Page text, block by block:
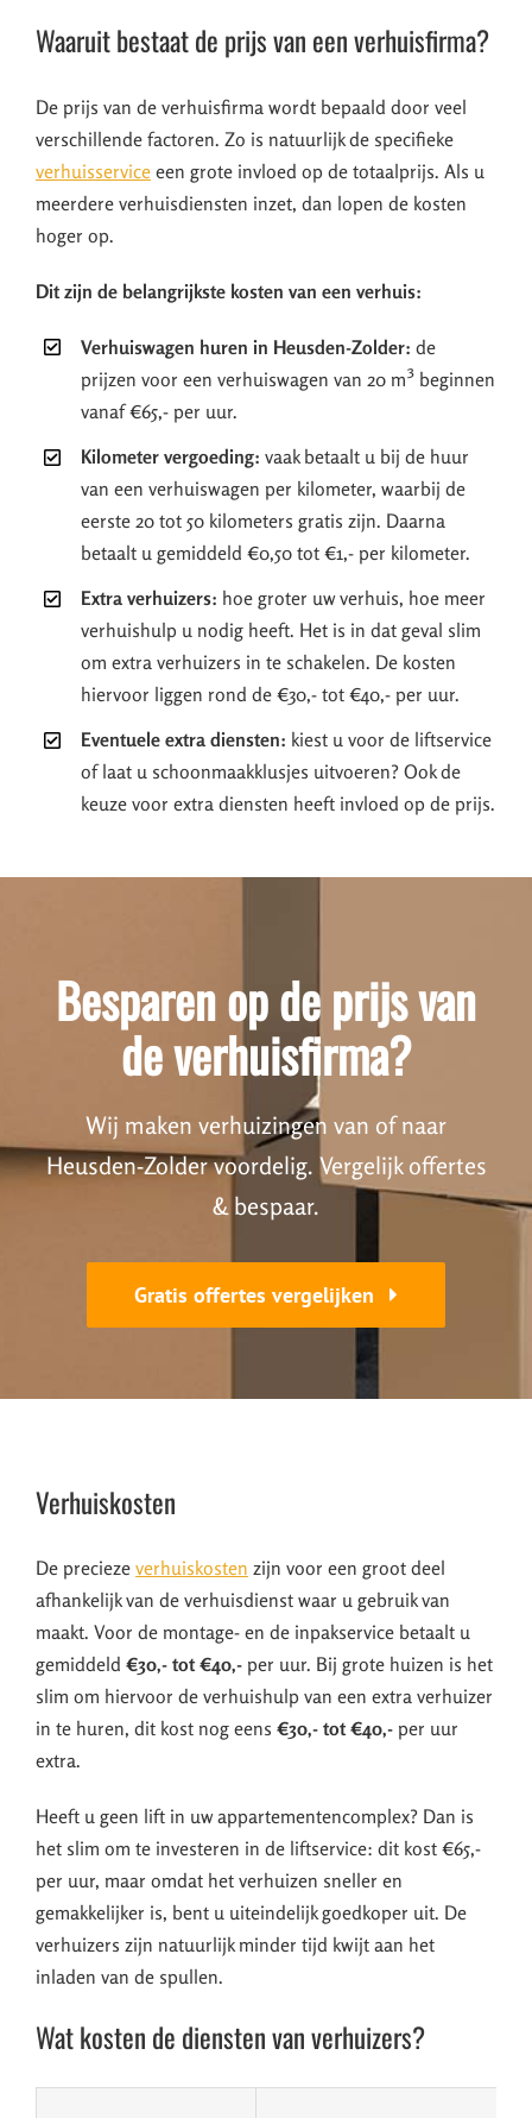
Waaruit bestaat de prijs van een verhuisfirma?
De prijs van de verhuisfirma wordt bepaald door veel
verschillende factoren. Zo is natuurlijk de specifieke
verhuisservice een grote invloed op de totaalprijs. Als u
meerdere verhuisdiensten inzet, dan lopen de kosten
hoger op.
Dit zijn de belangrijkste kosten van een verhuis:
Verhuiswagen huren in Heusden-Zolder: de
prijzen voor een verhuiswagen van 20 m³ beginnen
vanaf €65,- per uur.
Kilometer vergoeding: vaak betaalt u bij de huur
van een verhuiswagen per kilometer, waarbij de
eerste 20 tot 50 kilometers gratis zijn. Daarna
betaalt u gemiddeld €0,50 tot €1,- per kilometer.
Extra verhuizers: hoe groter uw verhuis, hoe meer
verhuishulp u nodig heeft. Het is in dat geval slim
om extra verhuizers in te schakelen. De kosten
hiervoor liggen rond de €30,- tot €40,- per uur.
Eventuele extra diensten: kiest u voor de liftservice
of laat u schoonmaakklusjes uitvoeren? Ook de
keuze voor extra diensten heeft invloed op de prijs.
Besparen op de prijs van
de verhuisfirma?
Wij maken verhuizingen van of naar
Heusden-Zolder voordelig. Vergelijk offertes
& bespaar.
Gratis offertes vergelijken
Verhuiskosten
De precieze verhuiskosten zijn voor een groot deel
afhankelijk van de verhuisdienst waar u gebruik van
maakt. Voor de montage- en de inpakservice betaalt u
gemiddeld €30,- tot €40,- per uur. Bij grote huizen is het
slim om hiervoor de verhuishulp van een extra verhuizer
in te huren, dit kost nog eens €30,- tot €40,- per uur
extra.
Heeft u geen lift in uw appartementencomplex? Dan is
het slim om te investeren in de liftservice: dit kost €65,-
per uur, maar omdat het verhuizen sneller en
gemakkelijker is, bent u uiteindelijk goedkoper uit. De
verhuizers zijn natuurlijk minder tijd kwijt aan het
inladen van de spullen.
Wat kosten de diensten van verhuizers?